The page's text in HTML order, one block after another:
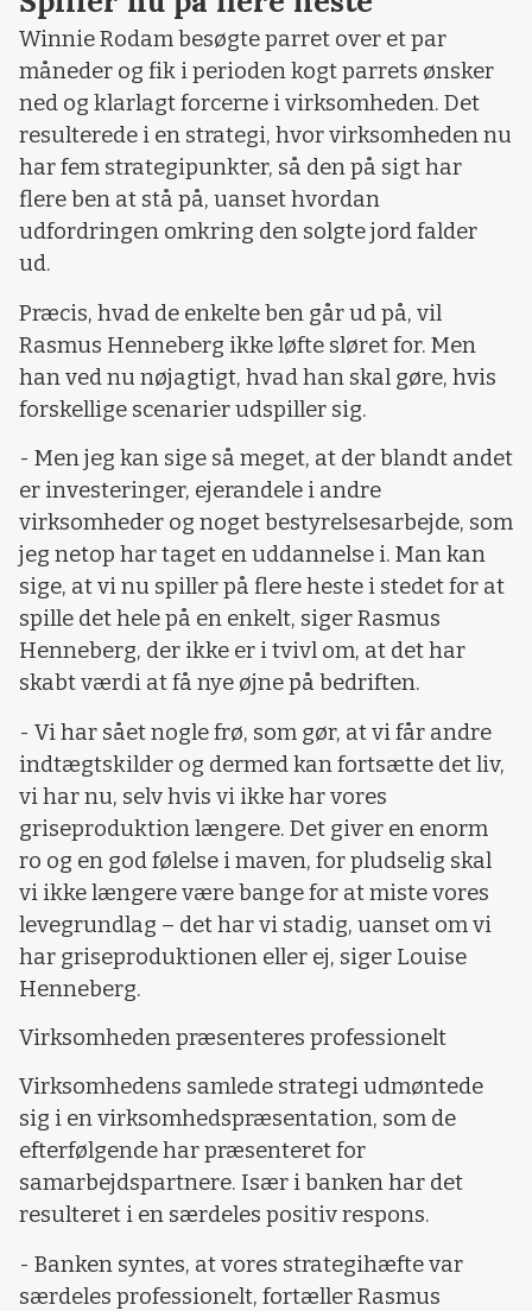
Winnie Rodam besøgte parret over et par
måneder og fik i perioden kogt parrets ønsker
ned og klarlagt forcerne i virksomheden. Det
resulterede i en strategi, hvor virksomheden nu
har fem strategipunkter, så den på sigt har
flere ben at stå på, uanset hvordan
udfordringen omkring den solgte jord falder
ud.
Præcis, hvad de enkelte ben går ud på, vil
Rasmus Henneberg ikke løfte sløret for. Men
han ved nu nøjagtigt, hvad han skal gøre, hvis
forskellige scenarier udspiller sig.
- Men jeg kan sige så meget, at der blandt andet
er investeringer, ejerandele i andre
virksomheder og noget bestyrelsesarbejde, som
jeg netop har taget en uddannelse i. Man kan
sige, at vi nu spiller på flere heste i stedet for at
spille det hele på en enkelt, siger Rasmus
Henneberg, der ikke er i tvivl om, at det har
skabt værdi at få nye øjne på bedriften.
- Vi har sået nogle frø, som gør, at vi får andre
indtægtskilder og dermed kan fortsætte det liv,
vi har nu, selv hvis vi ikke har vores
griseproduktion længere. Det giver en enorm
ro og en god følelse i maven, for pludselig skal
vi ikke længere være bange for at miste vores
levegrundlag – det har vi stadig, uanset om vi
har griseproduktionen eller ej, siger Louise
Henneberg.
Virksomheden præsenteres professionelt
Virksomhedens samlede strategi udmøntede
sig i en virksomhedspræsentation, som de
efterfølgende har præsenteret for
samarbejdspartnere. Især i banken har det
resulteret i en særdeles positiv respons.
- Banken syntes, at vores strategihæfte var
særdeles professionelt, fortæller Rasmus